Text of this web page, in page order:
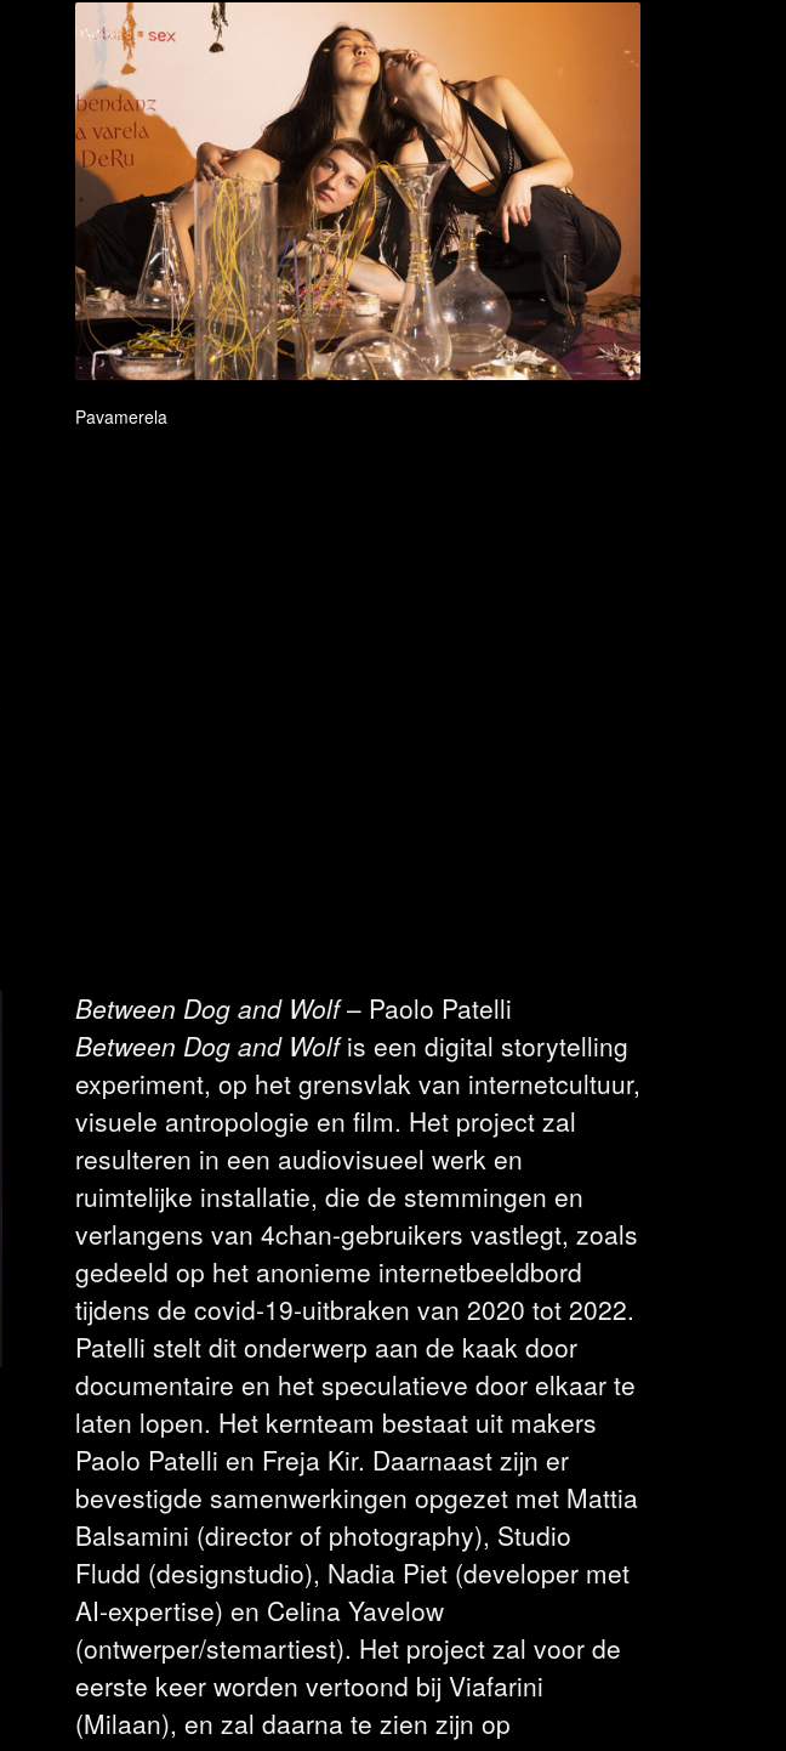
Pavamerela
Between Dog and Wolf– Paolo Patelli
Between Dog and Wolfis een digital storytelling
experiment, op het grensvlak van internetcultuur,
visuele antropologie en film. Het project zal
resulteren in een audiovisueel werk en
ruimtelijke installatie, die de stemmingen en
verlangens van 4chan-gebruikers vastlegt, zoals
gedeeld op het anonieme internetbeeldbord
tijdens de covid-19-uitbraken van 2020 tot 2022.
Patelli stelt dit onderwerp aan de kaak door
documentaire en het speculatieve door elkaar te
laten lopen. Het kernteam bestaat uit makers
Paolo Patelli en Freja Kir. Daarnaast zijn er
bevestigde samenwerkingen opgezet met Mattia
Balsamini (director of photography), Studio
Fludd (designstudio), Nadia Piet (developer met
AI-expertise) en Celina Yavelow
(ontwerper/stemartiest). Het project zal voor de
eerste keer worden vertoond bij Viafarini
(Milaan), en zal daarna te zien zijn op